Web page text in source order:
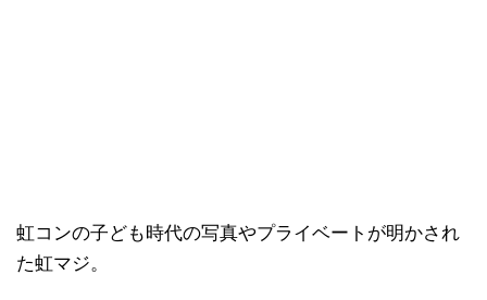
虹コンの子ども時代の写真やプライベートが明かされ
た虹マジ。